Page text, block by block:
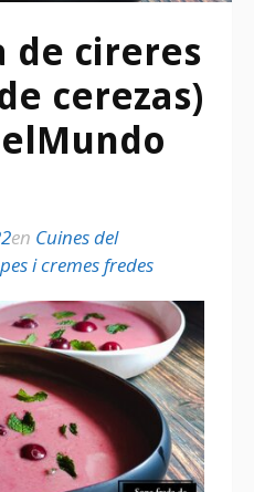
de cireres
cerezas)
en Cuines del
i cremes fredes